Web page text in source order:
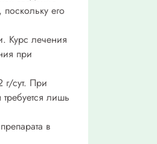
его
Курс лечения
при
г/сут. При
лишь
в